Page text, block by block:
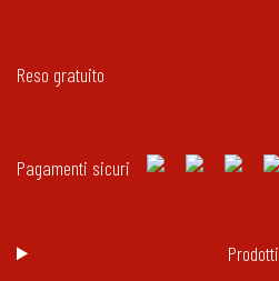
Reso gratuito
Pagamenti sicuri
Prodotti